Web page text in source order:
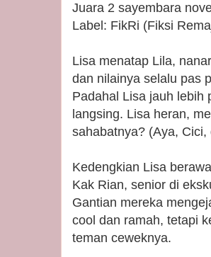
Juara 2 sayembara
Label: FikRi (Fiksi
Lisa menatap Lila,
dan nilainya selalu pas
Padahal Lisa jauh lebih
langsing. Lisa heran,
sahabatnya? (Aya, Cici,
Kedengkian Lisa
Kak Rian, senior di
Gantian mereka
cool dan ramah, tetapi
teman ceweknya.